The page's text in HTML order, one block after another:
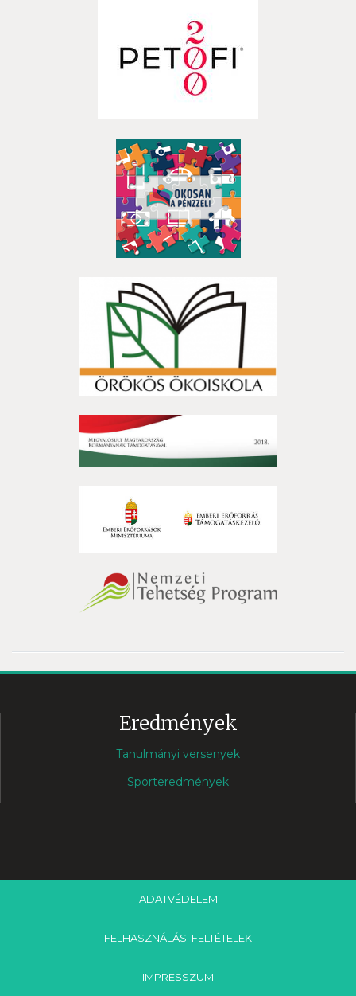
Eredmények
Tanulmányi versenyek
Sporteredmények
ADATVÉDELEM
FELHASZNÁLÁSI FELTÉTELEK
IMPRESSZUM